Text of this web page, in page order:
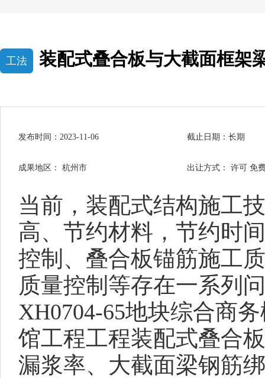
工法 装配式叠合板与大截面框架
发布时间：2023-11-06 截止日期：长期
成果地区： 杭州市 出让方式： 许可 免
当前，装配式结构施工
高、节约材料，节约时
控制、叠合板锚筋施工
质量控制等存在一系列
XH0704-65地块综合商
馆工程工程装配式叠合
漏浆率、大截面梁钢筋